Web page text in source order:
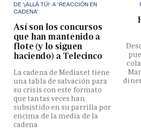
DE '¡ALLÁ TÚ!' A 'REACCIÓN EN
CADENA'
Así son los concursos
que han mantenido a
flote (y lo siguen
haciendo) a Telecinco
La cadena de Mediaset tiene
una tabla de salvación para
su crisis con este formato
que tantas veces han
subsistido en su parrilla por
encima de la media de la
cadena